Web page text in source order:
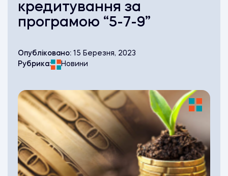
кредитування за
програмою “5-7-9”
Опубліковано: 15 Березня, 2023
Рубрика:
Новини